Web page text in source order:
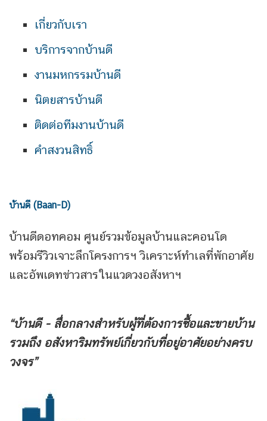
เกี่ยวกับเรา
บริการจากบ้านดี
งานมหกรรมบ้านดี
นิตยสารบ้านดี
ติดต่อทีมงานบ้านดี
คำสงวนสิทธิ์
บ้านดี (Baan-D)
บ้านดีดอทคอม ศูนย์รวมข้อมูลบ้านและคอนโด
พร้อมรีวิวเจาะลึกโครงการฯ วิเคราะห์ทำเลที่พักอาศัย
และอัพเดทข่าวสารในแวดวงอสังหาฯ
“บ้านดี - สื่อกลางสำหรับผู้ที่ต้องการซื้อและขายบ้าน
รวมถึง อสังหาริมทรัพย์เกี่ยวกับที่อยู่อาศัยอย่างครบ
วงจร”